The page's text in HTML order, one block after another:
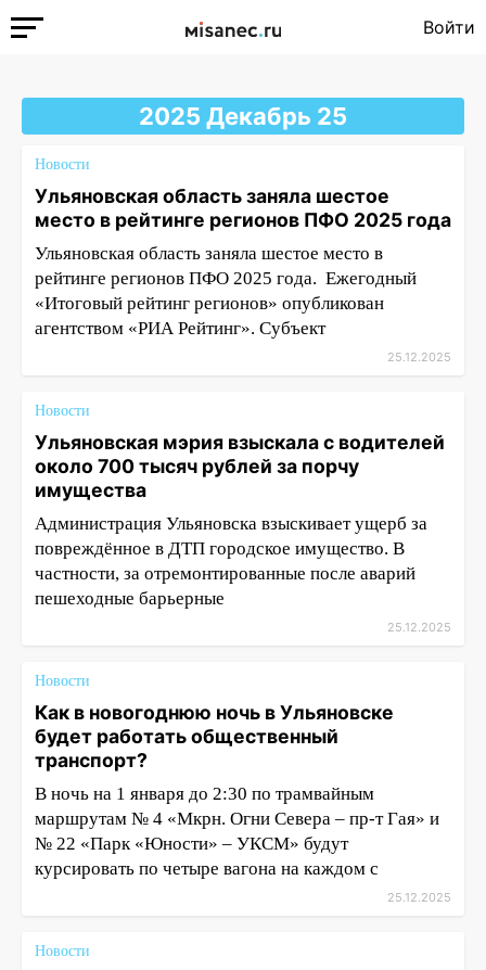
Войти
2025 Декабрь 25
Новости
Ульяновская область заняла шестое
место в рейтинге регионов ПФО 2025 года
Ульяновская область заняла шестое место в
рейтинге регионов ПФО 2025 года. Ежегодный
«Итоговый рейтинг регионов» опубликован
агентством «РИА Рейтинг». Субъект
25.12.2025
Новости
Ульяновская мэрия взыскала с водителей
около 700 тысяч рублей за порчу
имущества
Администрация Ульяновска взыскивает ущерб за
повреждённое в ДТП городское имущество. В
частности, за отремонтированные после аварий
пешеходные барьерные
25.12.2025
Новости
Как в новогоднюю ночь в Ульяновске
будет работать общественный
транспорт?
В ночь на 1 января до 2:30 по трамвайным
маршрутам № 4 «Мкрн. Огни Севера – пр-т Гая» и
№ 22 «Парк «Юности» – УКСМ» будут
курсировать по четыре вагона на каждом с
25.12.2025
Новости